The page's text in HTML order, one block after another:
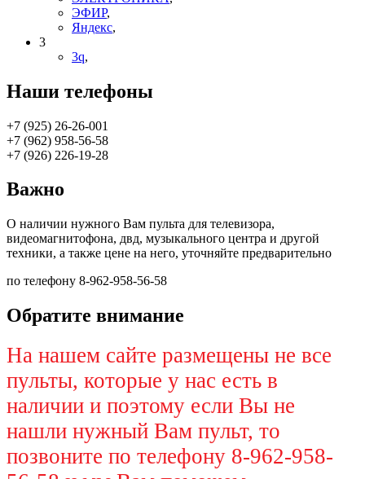
ЭФИР,
Яндекс,
3
3q,
Наши телефоны
+7 (925) 26-26-001
+7 (962) 958-56-58
+7 (926) 226-19-28
Важно
О наличии нужного Вам пульта для телевизора,
видеомагнитофона, двд, музыкального центра и другой
техники, а также цене на него, уточняйте предварительно
по телефону 8-962-958-56-58
Обратите внимание
На нашем сайте размещены не все
пульты, которые у нас есть в
наличии и поэтому если Вы не
нашли нужный Вам пульт, то
позвоните по телефону 8-962-958-